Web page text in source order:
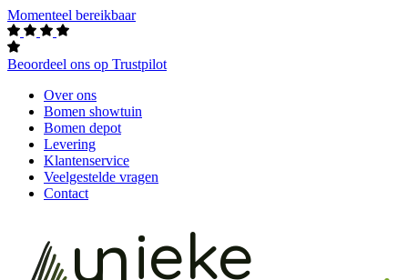
Momenteel bereikbaar
Beoordeel ons op Trustpilot
Over ons
Bomen showtuin
Bomen depot
Levering
Klantenservice
Veelgestelde vragen
Contact
unieke